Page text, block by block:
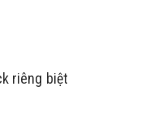
riêng biệt